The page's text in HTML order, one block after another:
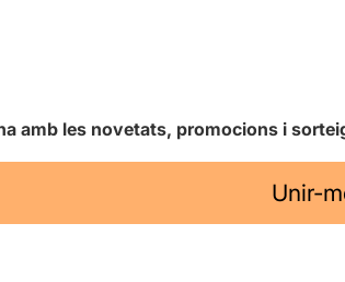
amb les novetats, promocions i
Unir-